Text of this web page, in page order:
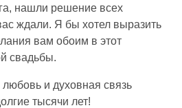
нашли решение всех
ждали. Я бы хотел выразить
вам обоим в этот
свадьбы.
и духовная связь
тысячи лет!